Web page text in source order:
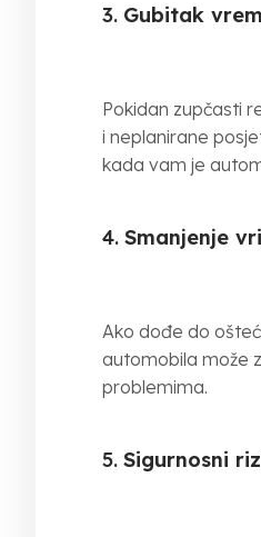
3. Gubitak
Pokidan zupčasti
i neplanirane
kada vam je
4. Smanjenje
Ako dođe do
automobila može
problemima.
5. Sigurnosni